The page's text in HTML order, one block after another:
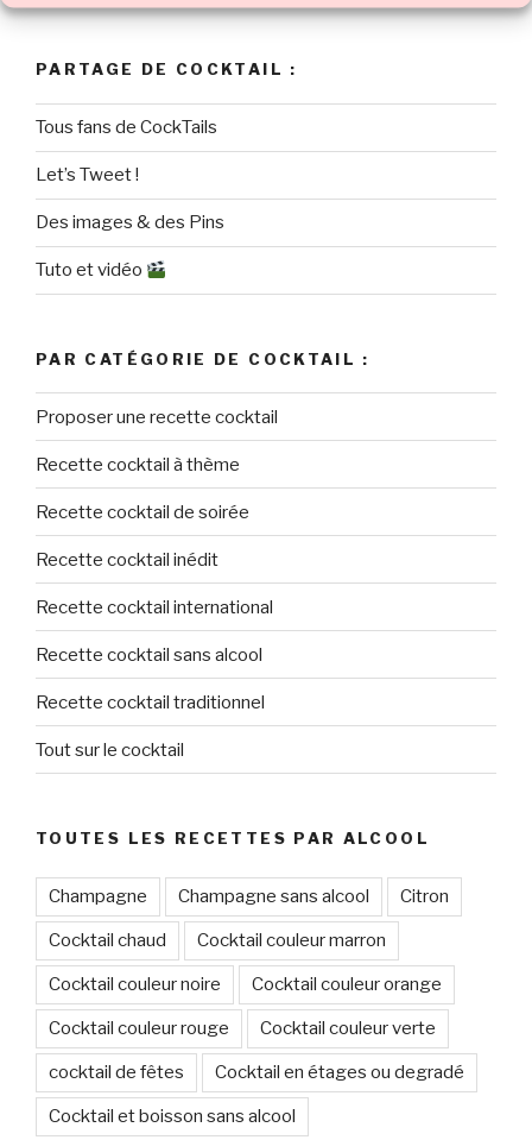
PARTAGE DE COCKTAIL :
Tous fans de CockTails
Let’s Tweet !
Des images & des Pins
Tuto et vidéo
PAR CATÉGORIE DE COCKTAIL :
Proposer une recette cocktail
Recette cocktail à thème
Recette cocktail de soirée
Recette cocktail inédit
Recette cocktail international
Recette cocktail sans alcool
Recette cocktail traditionnel
Tout sur le cocktail
TOUTES LES RECETTES PAR ALCOOL
Champagne Champagne sans alcool Citron
Cocktail chaud Cocktail couleur marron
Cocktail couleur noire Cocktail couleur orange
Cocktail couleur rouge Cocktail couleur verte
cocktail de fêtes Cocktail en étages ou degradé
Cocktail et boisson sans alcool